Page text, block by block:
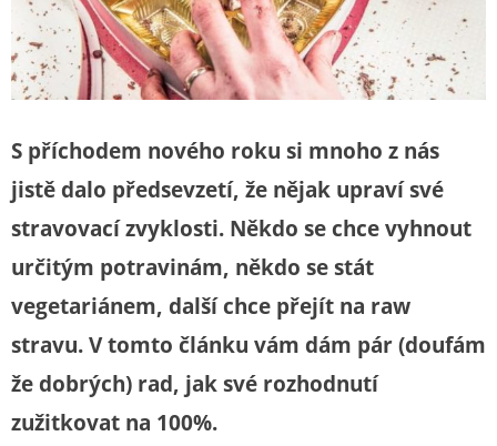
S příchodem nového roku si mnoho z nás
jistě dalo předsevzetí, že nějak upraví své
stravovací zvyklosti. Někdo se chce vyhnout
určitým potravinám, někdo se stát
vegetariánem, další chce přejít na raw
stravu. V tomto článku vám dám pár (doufám
že dobrých) rad, jak své rozhodnutí
zužitkovat na 100%.